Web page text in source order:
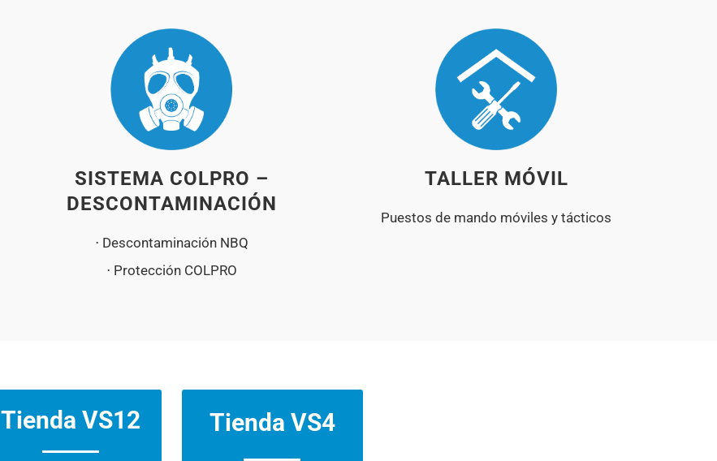
SISTEMA COLPRO –
DESCONTAMINACIÓN
⋅ Descontaminación NBQ
⋅ Protección COLPRO
TALLER MÓVIL
Puestos de mando móviles y tácticos
Tienda VS12 Tienda VS4